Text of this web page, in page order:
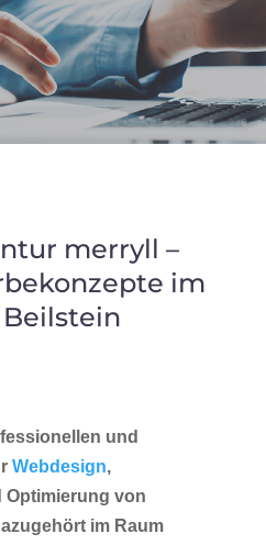
merryll –
im
und
Webdesign,
Optimierung von
im Raum